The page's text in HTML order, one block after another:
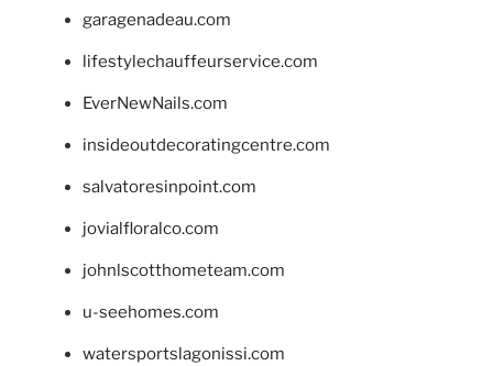
garagenadeau.com
lifestylechauffeurservice.com
EverNewNails.com
insideoutdecoratingcentre.com
salvatoresinpoint.com
jovialfloralco.com
johnlscotthometeam.com
u-seehomes.com
watersportslagonissi.com